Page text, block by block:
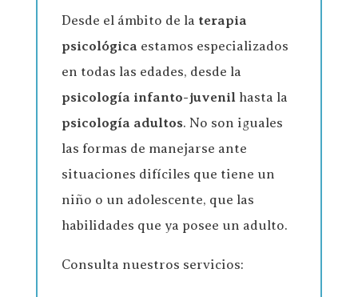
Desde el ámbito de la terapia
psicológica estamos especializados
en todas las edades, desde la
psicología infanto-juvenilhasta la
psicología adultos. No son iguales
las formas de manejarse ante
situaciones difíciles que tiene un
niño o un adolescente, que las
habilidades que ya posee un adulto.
Consulta nuestros servicios: